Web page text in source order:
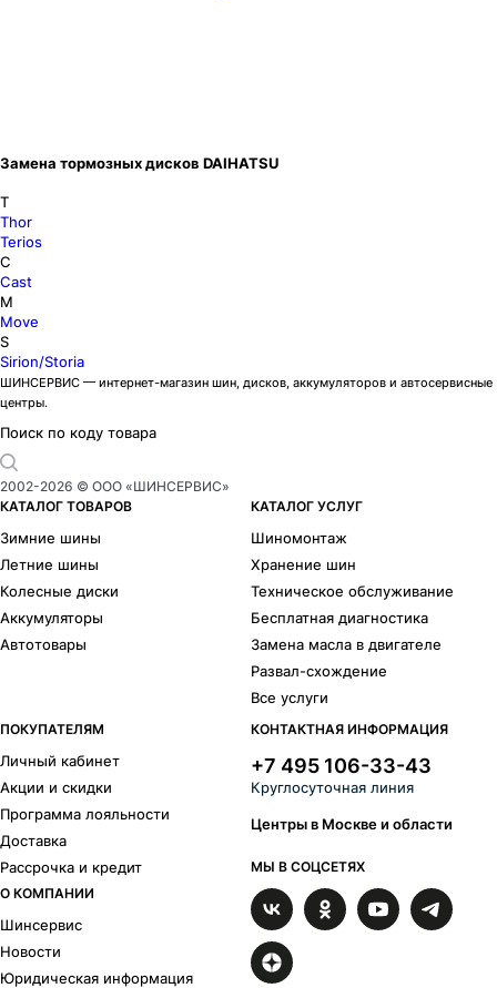
Замена тормозных дисков DAIHATSU
T
Thor
Terios
C
Cast
M
Move
S
Sirion/Storia
ШИНСЕРВИС — интернет-магазин шин, дисков, аккумуляторов и автосервисные
центры.
Поиск по коду товара
2002-2026 © ООО «ШИНСЕРВИС»
КАТАЛОГ ТОВАРОВ
Зимние шины
Летние шины
Колесные диски
Аккумуляторы
Автотовары
КАТАЛОГ УСЛУГ
Шиномонтаж
Хранение шин
Техническое обслуживание
Бесплатная диагностика
Замена масла в двигателе
Развал-схождение
Все услуги
ПОКУПАТЕЛЯМ
Личный кабинет
Акции и скидки
Программа лояльности
Доставка
Рассрочка и кредит
О КОМПАНИИ
Шинсервис
Новости
Юридическая информация
КОНТАКТНАЯ ИНФОРМАЦИЯ
+7 495 106-33-43
Круглосуточная линия
Центры в Москве и области
МЫ В СОЦСЕТЯХ